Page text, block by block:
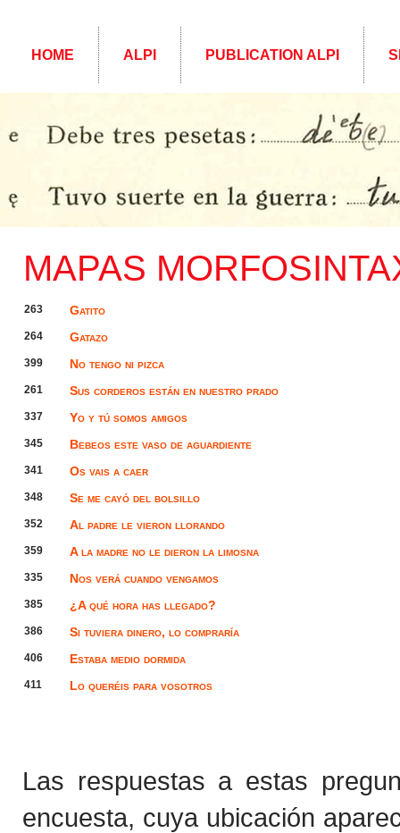
HOME ALPI PUBLICATION ALPI
MAPAS
263 Gatito
264 Gatazo
399 No tengo ni pizca
261 Sus corderos están en nuestro prado
337 Yo y tú somos amigos
345 Bebeos este vaso de aguardiente
341 Os vais a caer
348 Se me cayó del bolsillo
352 Al padre le vieron llorando
359 A la madre no le dieron la limosna
335 Nos verá cuando vengamos
385 ¿A qué hora has llegado?
386 Si tuviera dinero, lo compraría
406 Estaba medio dormida
411 Lo queréis para vosotros
Las respuestas a estas
encuesta, cuya ubicación